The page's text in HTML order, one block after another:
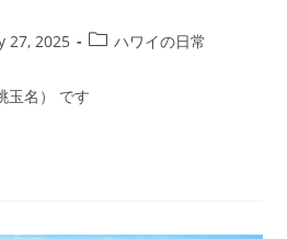
27, 2025 ハワイの日常
玉名） です